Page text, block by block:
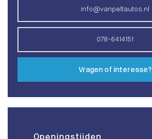
info@vanpeltautos.nl
078-6414151
Vragen of interesse?